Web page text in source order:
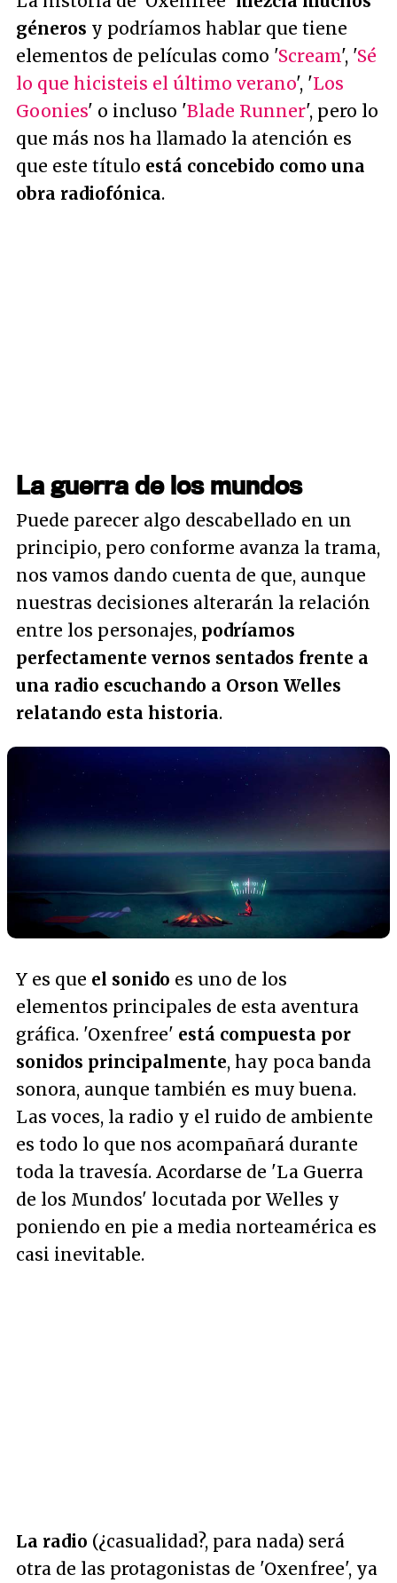
géneros y podríamos hablar que tiene
elementos de películas como 'Scream', 'Sé
lo que hicisteis el último verano', 'Los
Goonies' o incluso 'Blade Runner', pero lo
que más nos ha llamado la atención es
que este título está concebido como una
obra radiofónica.
La guerra de los mundos
Puede parecer algo descabellado en un
principio, pero conforme avanza la trama,
nos vamos dando cuenta de que, aunque
nuestras decisiones alterarán la relación
entre los personajes, podríamos
perfectamente vernos sentados frente a
una radio escuchando a Orson Welles
relatando esta historia.
Y es que el sonido es uno de los
elementos principales de esta aventura
gráfica. 'Oxenfree' está compuesta por
sonidos principalmente, hay poca banda
sonora, aunque también es muy buena.
Las voces, la radio y el ruido de ambiente
es todo lo que nos acompañará durante
toda la travesía. Acordarse de 'La Guerra
de los Mundos' locutada por Welles y
poniendo en pie a media norteamérica es
casi inevitable.
La radio (¿casualidad?, para nada) será
otra de las protagonistas de 'Oxenfree', ya